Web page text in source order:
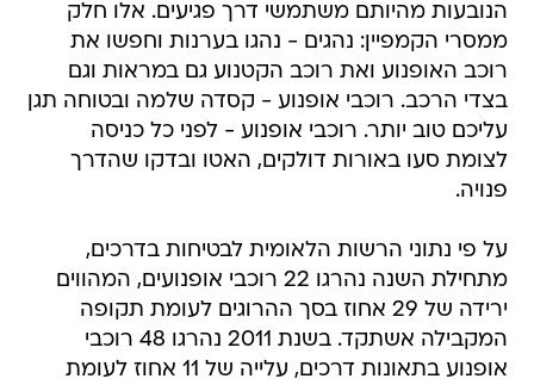
הנובעות מהיותם משתמשי דרך פגיעים. אלו חלק
ממסרי הקמפיין: נהגים - נהגו בערנות וחפשו את
רוכב האופנוע ואת רוכב הקטנוע גם במראות וגם
בצדי הרכב. רוכבי אופנוע - קסדה שלמה ובטוחה תגן
עליכם טוב יותר. רוכבי אופנוע - לפני כל כניסה
לצומת סעו באורות דולקים, האטו ובדקו שהדרך
פנויה.
על פי נתוני הרשות הלאומית לבטיחות בדרכים,
מתחילת השנה נהרגו 22 רוכבי אופנועים, המהווים
ירידה של 29 אחוז בסך ההרוגים לעומת תקופה
המקבילה אשתקד. בשנת 2011 נהרגו 48 רוכבי
אופנוע בתאונות דרכים, עלייה של 11 אחוז לעומת